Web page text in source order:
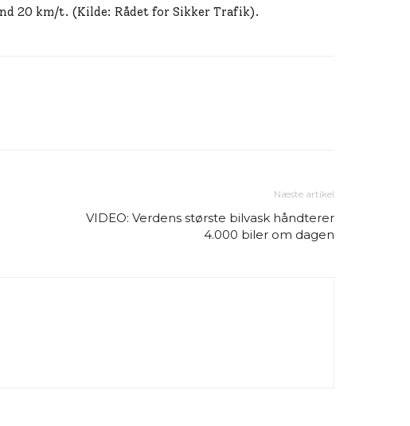
20 km/t. (Kilde: Rådet for Sikker Trafik).
Næste artikel
VIDEO: Verdens største bilvask håndterer
4.000 biler om dagen